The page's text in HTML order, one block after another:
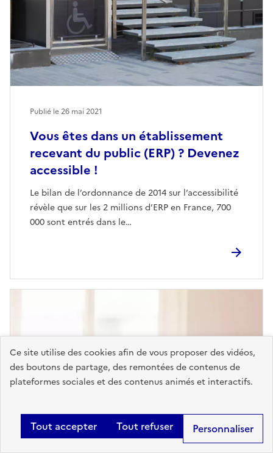
Ce site utilise des cookies afin de vous proposer des vidéos,
des boutons de partage, des remontées de contenus de
plateformes sociales et des contenus animés et interactifs.
Tout accepter Tout refuser Personnaliser
Vous êtes dans un établissement
recevant du public (ERP) ? Devenez
accessible !
Le bilan de l’ordonnance de 2014 sur l’accessibilité
révèle que sur les 2 millions d’ERP en France, 700
000 sont entrés dans le…
Publié le26 mai 2021